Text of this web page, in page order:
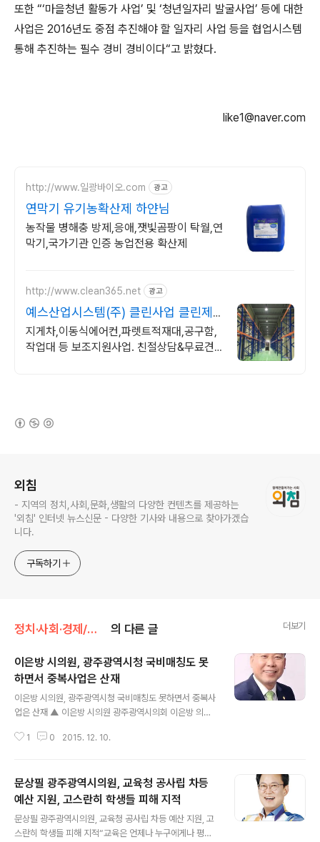
또한 “‘마을청년 활동가 사업’ 및 ‘청년일자리 발굴사업’ 등에 대한
사업은 2016년도 중점 추진해야 할 일자리 사업 등을 협업시스템
통해 추진하는 필수 경비 경비이다“고 밝혔다.
like1@naver.com
http://www.일광바이오.com 광고
연막기 유기농확산제 하얀님
농작물 병해충 방제,응애,잿빛곰팡이 탁월,연
막기,국가기관 인증 농업전용 확산제
http://www.clean365.net 광고
예스산업시스템(주) 클린사업 클린제
조환경조성
지게차,이동식에어컨,파렛트적재대,공구함,
작업대 등 보조지원사업. 친절상담&무료견
외침
- 지역의 정치,사회,문화,생활의 다양한 컨텐츠를 제공하는
'외침' 인터넷 뉴스신문 - 다양한 기사와 내용으로 찾아가겠습
니다.
구독하기
정치·사회·경제/정치/사회 의 다른 글 더보기
이은방 시의원, 광주광역시청 국비매칭도 못
하면서 중복사업은 산재
이은방 시의원, 광주광역시청 국비매칭도 못하면서 중복사
업은 산재 ▲ 이은방 시의원 광주광역시의회 이은방 의원
산이 국비보조금에 대한 시비 매칭 비조차 전액 편성하지
시가 2016년 본예산을 편성하면서, 국비보조금사업에 대
한 시비 대응투자비가 미 편성된 사업은 18개 사업에 524
억원에 이르고 있고 특히 ‘재해위험지구 정비사업’ 조차 시
비 대응투자비 4억5천7백만 원을 미 편성해서 추경에 확
1 0 2015. 12. 10.
문상필 광주광역시의원, 교육청 공사립 차등
예산 지원, 고스란히 학생들 피해 지적
문상필 광주광역시의원, 교육청 공사립 차등 예산 지원, 고
스란히 학생들 피해 지적“교육은 언제나 누구에게나 평등